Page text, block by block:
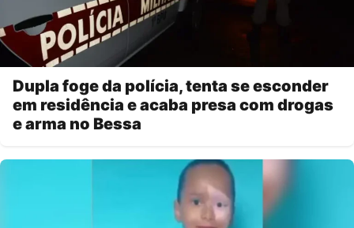
Dupla foge da polícia, tenta se esconder
em residência e acaba presa com drogas
e arma no Bessa